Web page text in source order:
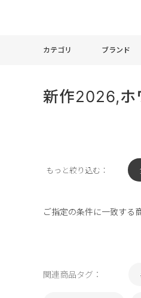
カテゴリ ブランド
新作2026,
もっと絞り込む：
ご指定の条件に一致する
関連商品タグ：